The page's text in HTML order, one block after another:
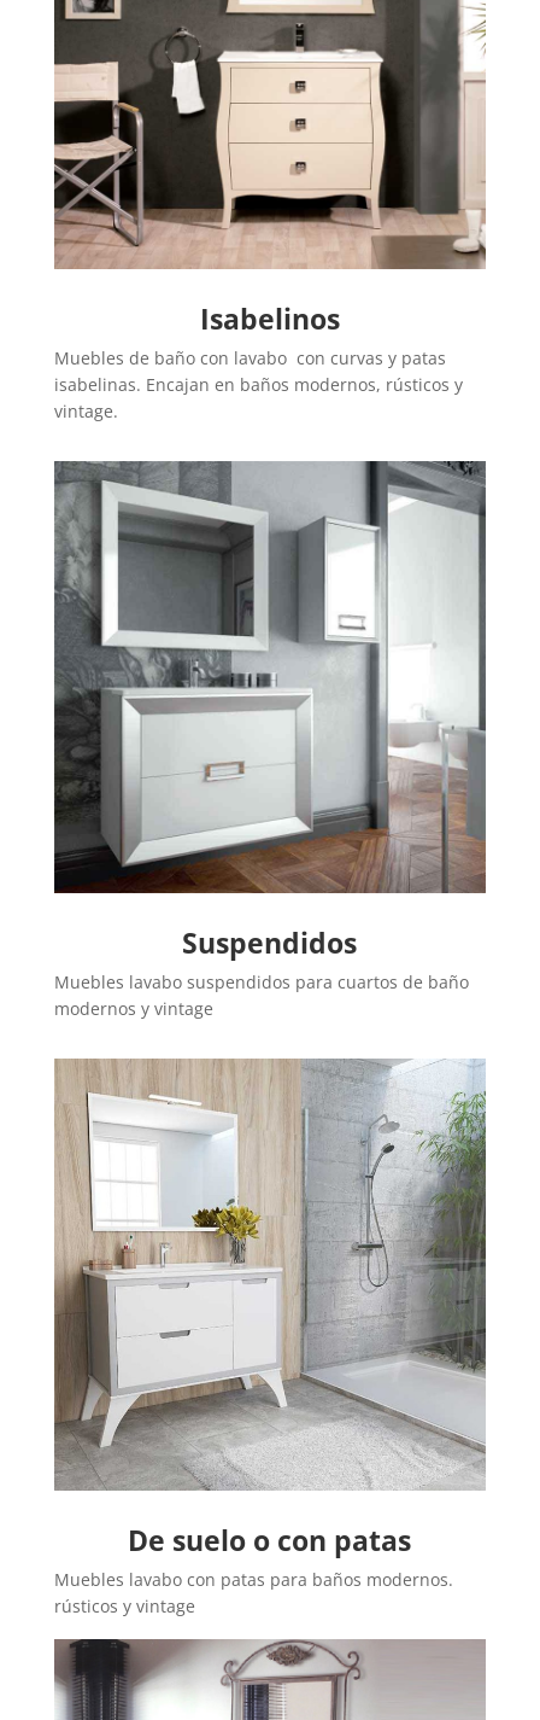
Isabelinos
Muebles de baño con lavabo con curvas y patas
isabelinas. Encajan en baños modernos, rústicos y
vintage.
Suspendidos
Muebles lavabo suspendidos para cuartos de baño
modernos y vintage
De suelo o con patas
Muebles lavabo con patas para baños modernos.
rústicos y vintage